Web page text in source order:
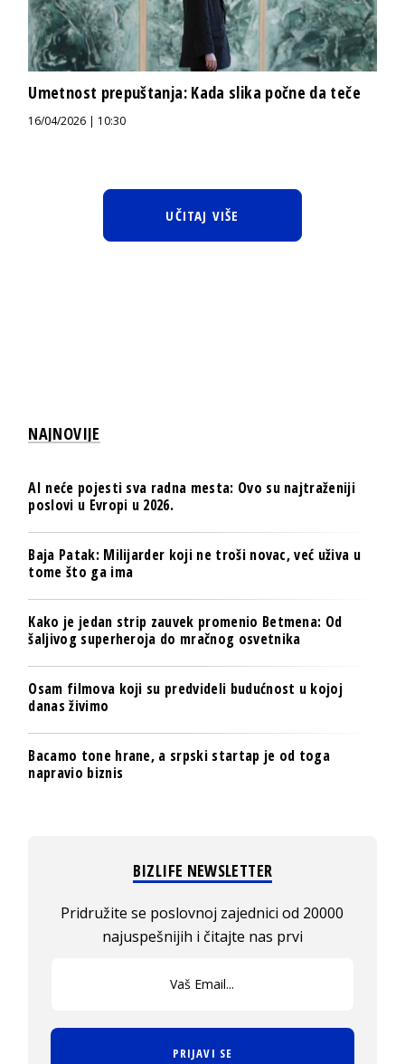
Umetnost prepuštanja: Kada slika počne da teče
16/04/2026 | 10:30
UČITAJ VIŠE
NAJNOVIJE
AI neće pojesti sva radna mesta: Ovo su najtraženiji
poslovi u Evropi u 2026.
Baja Patak: Milijarder koji ne troši novac, već uživa u
tome što ga ima
Kako je jedan strip zauvek promenio Betmena: Od
šaljivog superheroja do mračnog osvetnika
Osam filmova koji su predvideli budućnost u kojoj
danas živimo
Bacamo tone hrane, a srpski startap je od toga
napravio biznis
BIZLIFE NEWSLETTER
Pridružite se poslovnoj zajednici od 20000
najuspešnijih i čitajte nas prvi
PRIJAVI SE